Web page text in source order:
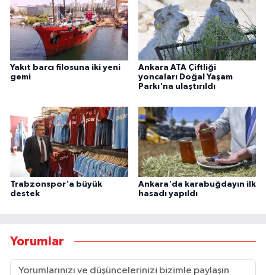
Yakıt barcı filosuna iki yeni
gemi
Ankara ATA Çiftliği
yoncaları Doğal Yaşam
Parkı'na ulaştırıldı
Trabzonspor'a büyük
destek
Ankara'da karabuğdayın ilk
hasadı yapıldı
Yorumlar